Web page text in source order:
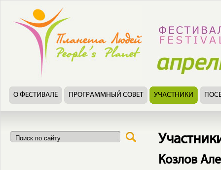
О ФЕСТИВАЛЕ ПРОГРАММНЫЙ СОВЕТ УЧАСТНИКИ
Козлов